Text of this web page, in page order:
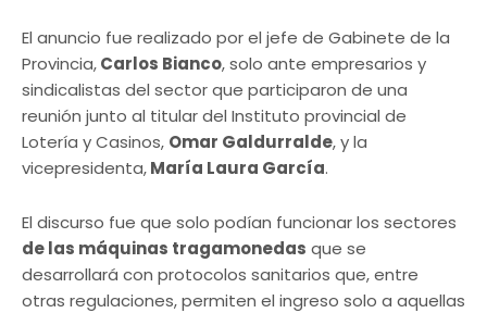
El anuncio fue realizado por el jefe de Gabinete de la
Provincia,Carlos Bianco, solo ante empresarios y
sindicalistas del sector que participaron de una
reunión junto al titular del Instituto provincial de
Lotería y Casinos, Omar Galdurralde, y la
vicepresidenta,María Laura García.
El discurso fue que solo podían funcionar los sectores
de las máquinas tragamonedas que se
desarrollará con protocolos sanitarios que, entre
otras regulaciones, permiten el ingreso solo a aquellas